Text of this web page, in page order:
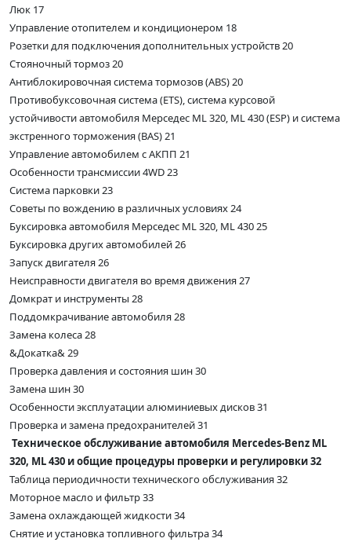
Люк 17
Управление отопителем и кондиционером 18
Розетки для подключения дополнительных устройств 20
Стояночный тормоз 20
Антиблокировочная система тормозов (ABS) 20
Противобуксовочная система (ETS), система курсовой
устойчивости автомобиля Мерседес ML 320, ML 430 (ESP) и система
экстренного торможения (BAS) 21
Управление автомобилем с АКПП 21
Особенности трансмиссии 4WD 23
Система парковки 23
Советы по вождению в различных условиях 24
Буксировка автомобиля Мерседес ML 320, ML 430 25
Буксировка других автомобилей 26
Запуск двигателя 26
Неисправности двигателя во время движения 27
Домкрат и инструменты 28
Поддомкрачивание автомобиля 28
Замена колеса 28
&Докатка& 29
Проверка давления и состояния шин 30
Замена шин 30
Особенности эксплуатации алюминиевых дисков 31
Проверка и замена предохранителей 31
Техническое обслуживание автомобиля Mercedes-Benz ML
320, ML 430 и общие процедуры проверки и регулировки 32
Таблица периодичности технического обслуживания 32
Моторное масло и фильтр 33
Замена охлаждающей жидкости 34
Снятие и установка топливного фильтра 34